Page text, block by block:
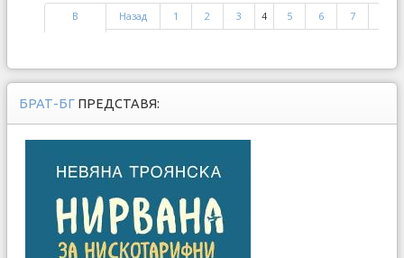
В
Назад 1 2 3 4 5 6 7
БРАТ-БГ ПРЕДСТАВЯ: